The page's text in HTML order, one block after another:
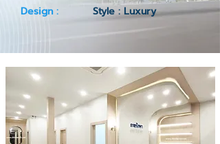
Design :
Style : Luxury